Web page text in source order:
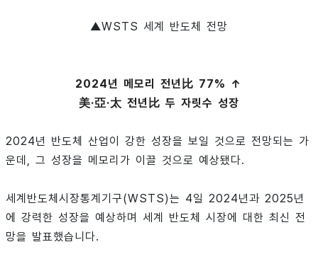
▲WSTS 세계 반도체 전망
2024년 메모리 전년比 77% ↑
美·亞·太 전년比 두 자릿수 성장
2024년 반도체 산업이 강한 성장을 보일 것으로 전망되는 가
운데, 그 성장을 메모리가 이끌 것으로 예상됐다.
세계반도체시장통계기구(WSTS)는 4일 2024년과 2025년
에 강력한 성장을 예상하며 세계 반도체 시장에 대한 최신 전
망을 발표했습니다.